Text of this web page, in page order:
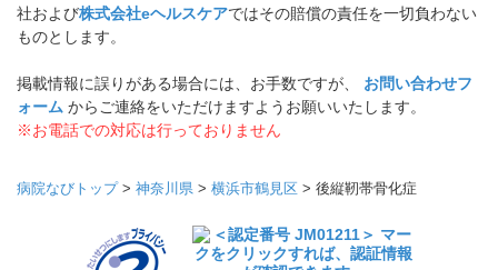
社および株式会社eヘルスケアではその賠償の責任を一切負わない
ものとします。
掲載情報に誤りがある場合には、お手数ですが、 お問い合わせフ
ォーム からご連絡をいただけますようお願いいたします。
※お電話での対応は行っておりません
病院なびトップ> 神奈川県 > 横浜市鶴見区 > 後縦靭帯骨化症